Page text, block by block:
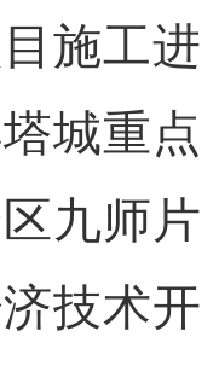
施工进
城重点
九师片
技术开